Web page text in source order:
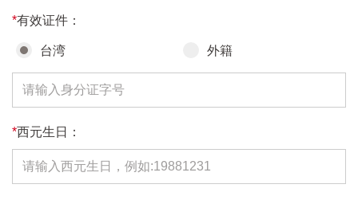
*有效证件：
台湾 外籍
*西元生日：